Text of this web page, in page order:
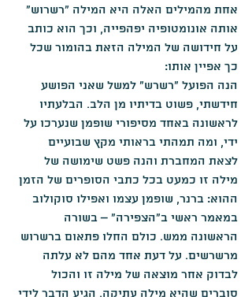
אחת מהמילים האלה היא המילה "רשרוש"
אותה אונומטופיה יפהפייה, וכך הוא כותב
על חידושה של המילה הזאת בהומור שכל
כך אפיין אותו:
הנה הפועל "רשרש" למשל שאני הפושע
חידשתי, פשוט בדיתיו מן הלב. הבלעתיו
לראשונה באחד מסיפורי שופמן שנערכו על
ידי, ומה תמהתי בראותי מקץ שבועיים
לצאת המחברת והנה פשט שימושה של
מילה זו כמעט בכל כתבי הסופרים של הזמן
ההוא: ברנר, שופמן עצמו ואפילו סוקולוב
במאמר ראשי ב"הצפירה" – בשורה
הראשונה ממש. כולם החלו פתאום ברשרוש
מרשרשים. על דעת אחד מהם לא עלתה
לבדוק אחר מוצאה של מילה זו והכול
סוברים שהיא מילה עתיקה. הגיע הדבר לידי